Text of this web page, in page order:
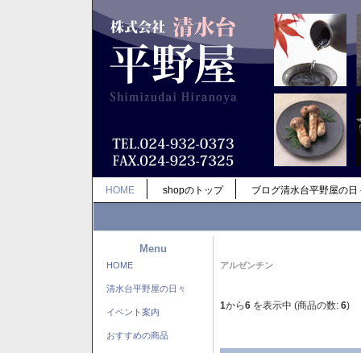
HOME shopのトップ ブログ清水台平野屋の日
Menu
HOME
清水台平野屋の日々
イベント案内
おすすめの商品
アルゼンチン
1から6 を表示中 (商品の数: 6)